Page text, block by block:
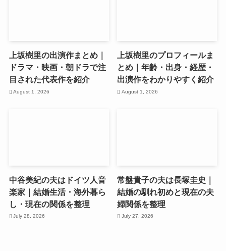
上坂樹里の出演作まとめ｜
ドラマ・映画・朝ドラで注
目された代表作を紹介
August 1, 2026
上坂樹里のプロフィールま
とめ｜年齢・出身・経歴・
出演作をわかりやすく紹介
August 1, 2026
中谷美紀の夫はドイツ人音
楽家｜結婚生活・海外暮ら
し・現在の関係を整理
July 28, 2026
常盤貴子の夫は長塚圭史｜
結婚の馴れ初めと現在の夫
婦関係を整理
July 27, 2026